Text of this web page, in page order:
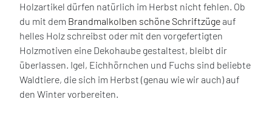
Holzartikel dürfen natürlich im Herbst nicht fehlen. Ob
du mit dem Brandmalkolben schöne Schriftzügeauf
helles Holz schreibst oder mit den vorgefertigten
Holzmotiven eine Dekohaube gestaltest, bleibt dir
überlassen. Igel, Eichhörnchen und Fuchs sind beliebte
Waldtiere, die sich im Herbst (genau wie wir auch) auf
den Winter vorbereiten.